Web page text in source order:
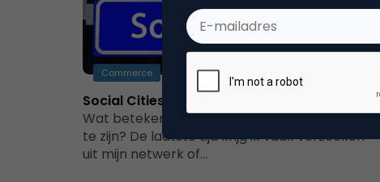
Commerce
Social Cities: hoe ver zijn we?
Wat betekent het om een sociale gemeente
te zijn? De laatste tijd krijg ik vaak verzoeken
uit mijn netwerk of…